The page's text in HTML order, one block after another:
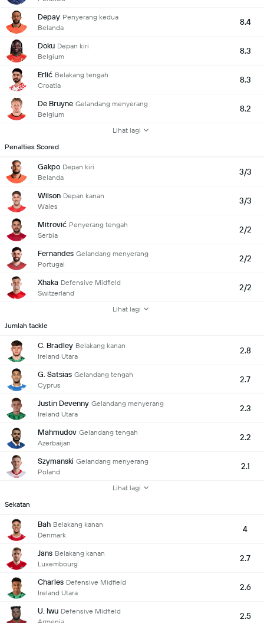
Depay Penyerang kedua
Belanda
8.4
Doku Depan kiri
Belgium
8.3
Erlić Belakang tengah
Croatia
8.3
De Bruyne Gelandang menyerang
Belgium
8.2
Lihat lagi
Penalties Scored
Gakpo Depan kiri
Belanda
3/3
Wilson Depan kanan
Wales
3/3
Mitrović Penyerang tengah
Serbia
2/2
Fernandes Gelandang menyerang
Portugal
2/2
Xhaka Defensive Midfield
Switzerland
2/2
Lihat lagi
Jumlah tackle
C. Bradley Belakang kanan
Ireland Utara
2.8
G. Satsias Gelandang tengah
Cyprus
2.7
Justin Devenny Gelandang menyerang
Ireland Utara
2.3
Mahmudov Gelandang tengah
Azerbaijan
2.2
Szymanski Gelandang menyerang
Poland
2.1
Lihat lagi
Sekatan
Bah Belakang kanan
Denmark
4
Jans Belakang kanan
Luxembourg
2.7
Charles Defensive Midfield
Ireland Utara
2.6
U. Iwu Defensive Midfield
2.5